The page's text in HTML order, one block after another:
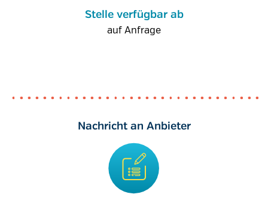
Stelle verfügbar ab
auf Anfrage
Nachricht an Anbieter